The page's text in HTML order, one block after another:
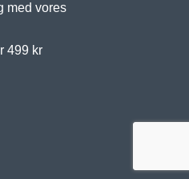
med vores
499 kr